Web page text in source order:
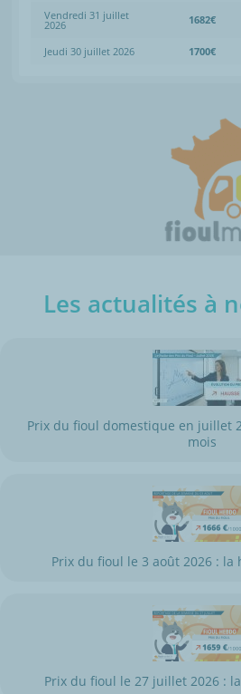
Vendredi 31 juillet
2026 1682€
Jeudi 30 juillet 2026 1700€
Les actualités à
Prix du fioul domestique en juillet
mois
Prix du fioul le 3 août 2026 : la
Prix du fioul le 27 juillet 2026 :